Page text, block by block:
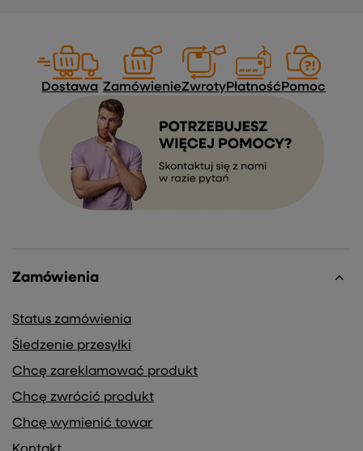
Dostawa ZamówienieZwrotyPłatność Pomoc
Zamówienia
Status zamówienia
Śledzenie przesyłki
Chcę zareklamować produkt
Chcę zwrócić produkt
Chcę wymienić towar